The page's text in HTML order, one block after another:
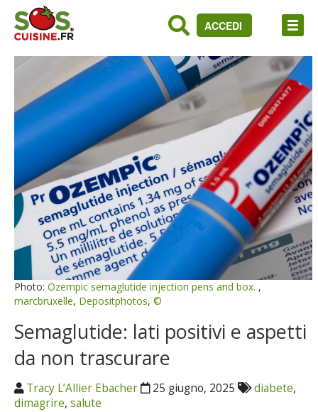
ACCEDI
Photo: Ozempic semaglutide injection pens and box. ,
marcbruxelle, Depositphotos, ©
Semaglutide: lati positivi e aspetti
da non trascurare
Tracy L’Allier Ebacher 25 giugno, 2025 diabete,
dimagrire, salute